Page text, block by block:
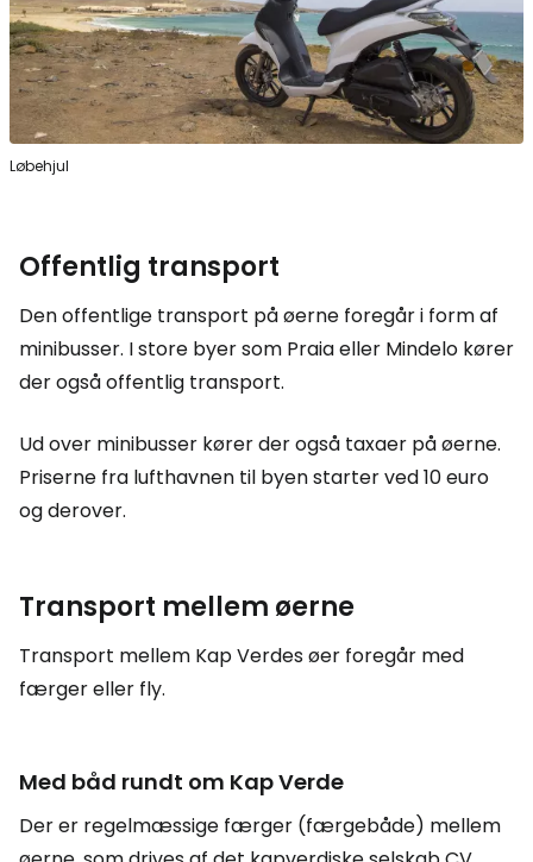
Løbehjul
Offentlig transport
Den offentlige transport på øerne foregår i form af
minibusser. I store byer som Praia eller Mindelo kører
der også offentlig transport.
Ud over minibusser kører der også taxaer på øerne.
Priserne fra lufthavnen til byen starter ved 10 euro
og derover.
Transport mellem øerne
Transport mellem Kap Verdes øer foregår med
færger eller fly.
Med båd rundt om Kap Verde
Der er regelmæssige færger (færgebåde) mellem